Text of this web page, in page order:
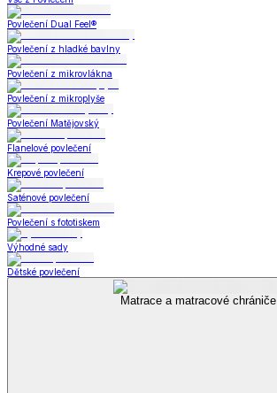
Povlečení Dual Feel®
Povlečení z hladké bavlny
Povlečení z mikrovlákna
Povlečení z mikroplyše
Povlečení Matějovský
Flanelové povlečení
Krepové povlečení
Saténové povlečení
Povlečení s fototiskem
Výhodné sady
Dětské povlečení
Matrace a matracové chrániče